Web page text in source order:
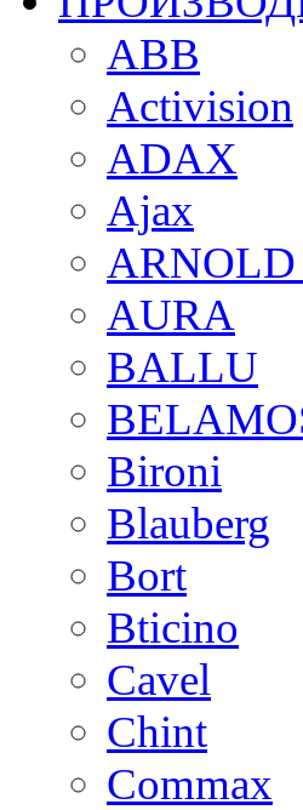
ABB
Activision
ADAX
Ajax
AURA
BALLU
Bironi
Blauberg
Bort
Bticino
Cavel
Chint
Commax